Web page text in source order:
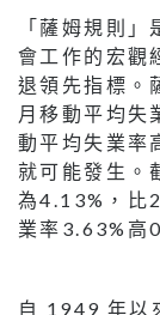
「薩姆規則
會工作的宏觀
退領先指標。
月移動平均失
動平均失業率
就可能發生。
為4.13%，比
業率3.63%高
自 1949 年以